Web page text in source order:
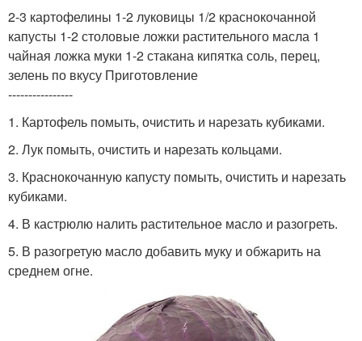
2-3 картофелины 1-2 луковицы 1/2 краснокочанной
капусты 1-2 столовые ложки растительного масла 1
чайная ложка муки 1-2 стакана кипятка соль, перец,
зелень по вкусу Приготовление
----------------
1. Картофель помыть, очистить и нарезать кубиками.
2. Лук помыть, очистить и нарезать кольцами.
3. Краснокочанную капусту помыть, очистить и нарезать
кубиками.
4. В кастрюлю налить растительное масло и разогреть.
5. В разогретую масло добавить муку и обжарить на
среднем огне.